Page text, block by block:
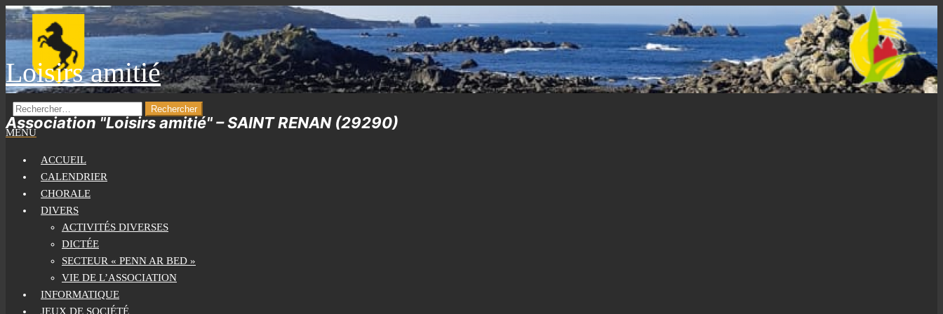
Skip
content
Loisirs amitié
Association "Loisirs amitié" – SAINT RENAN (29290)
RECHERCHER :
MENU
ACCUEIL
CALENDRIER
CHORALE
DIVERS
ACTIVITÉS DIVERSES
DICTÉE
SECTEUR « PENN AR BED »
VIE DE L’ASSOCIATION
INFORMATIQUE
JEUX DE SOCIÉTÉ